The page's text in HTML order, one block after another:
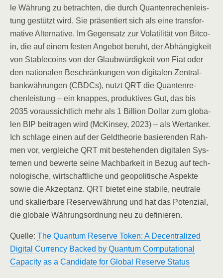
le Wäh­rung zu betrach­ten, die durch Quan­ten­re­chen­leis­
tung gestützt wird. Sie prä­sen­tiert sich als eine trans­for­
ma­ti­ve Alter­na­ti­ve. Im Gegen­satz zur Vola­ti­li­tät von Bit­co­
in, die auf einem fes­ten Ange­bot beruht, der Abhän­gig­keit
von Sta­b­le­co­ins von der Glaub­wür­dig­keit von Fiat oder
den natio­na­len Beschrän­kun­gen von digi­ta­len Zen­tral­
bank­wäh­run­gen (CBDCs), nutzt QRT die Quan­ten­re­
chen­leis­tung – ein knap­pes, pro­duk­ti­ves Gut, das bis
2035 vor­aus­sicht­lich mehr als 1 Bil­li­on Dol­lar zum glo­ba­
len BIP bei­tra­gen wird (McK­in­sey, 2023) – als Wer­t­an­ker.
Ich schla­ge einen auf der Geld­theo­rie basie­ren­den Rah­
men vor, ver­glei­che QRT mit bestehen­den digi­ta­len Sys­
te­men und bewer­te sei­ne Mach­bar­keit in Bezug auf tech­
no­lo­gi­sche, wirt­schaft­li­che und geo­po­li­ti­sche Aspek­te
sowie die Akzep­tanz. QRT bie­tet eine sta­bi­le, neu­tra­le
und ska­lier­ba­re Reser­ve­wäh­rung und hat das Poten­zi­al,
die glo­ba­le Wäh­rungs­ord­nung neu zu definieren.
Quel­le: The Quan­tum Reser­ve Token: A Decen­tra­li­zed
Digi­tal Cur­ren­cy Backed by Quan­tum Com­pu­ta­tio­nal
Capa­ci­ty as a Can­di­da­te for Glo­bal Reser­ve Status